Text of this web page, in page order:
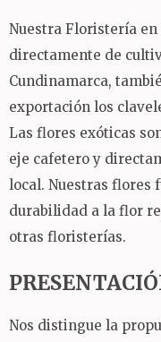
Nuestra Floristería en
directamente de
Cundinamarca,
exportación los
Las flores exóticas
eje cafetero y
local. Nuestras flores
durabilidad a la flor
otras floristerías.
Nos distingue la